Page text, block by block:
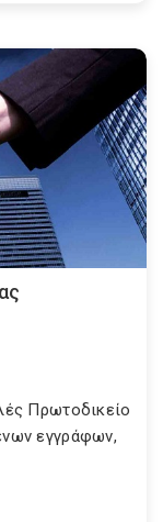
Πρωτοδικείο
εγγράφων,